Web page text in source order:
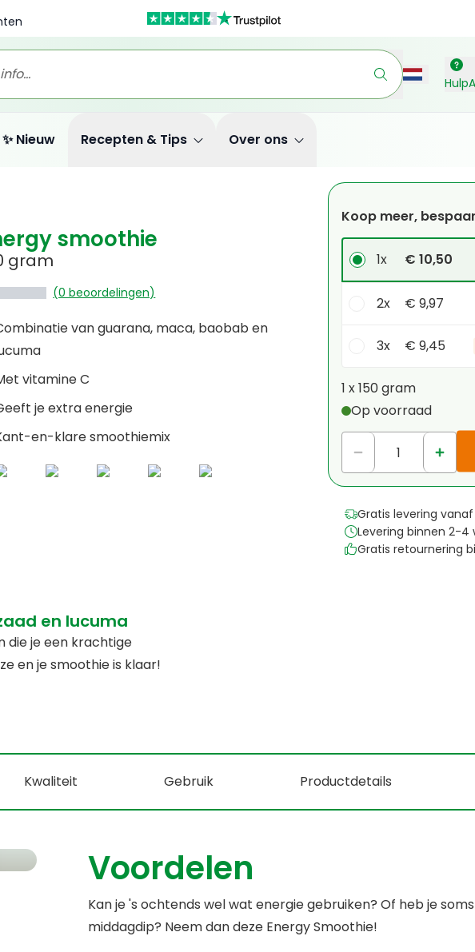
Hulp
✨ Nieuw Recepten & Tips Over ons
smoothie
gram
(0 beoordelingen)
van guarana, maca, baobab en
vitamine C
je extra energie
en-klare smoothiemix
Koop meer,
1x € 10,50
2x € 9,97
3x € 9,45
1x € 0,00
1 x150 gram
Op voorraad
Gratis levering
Levering binnen 2-4
Gratis retournering
en lucuma
die je een krachtige
en je smoothie is klaar!
Kwaliteit Gebruik Productdetails
Voordelen
Kan je 's ochtends wel wat energie gebruiken? Of heb je
middagdip? Neem dan deze Energy Smoothie!